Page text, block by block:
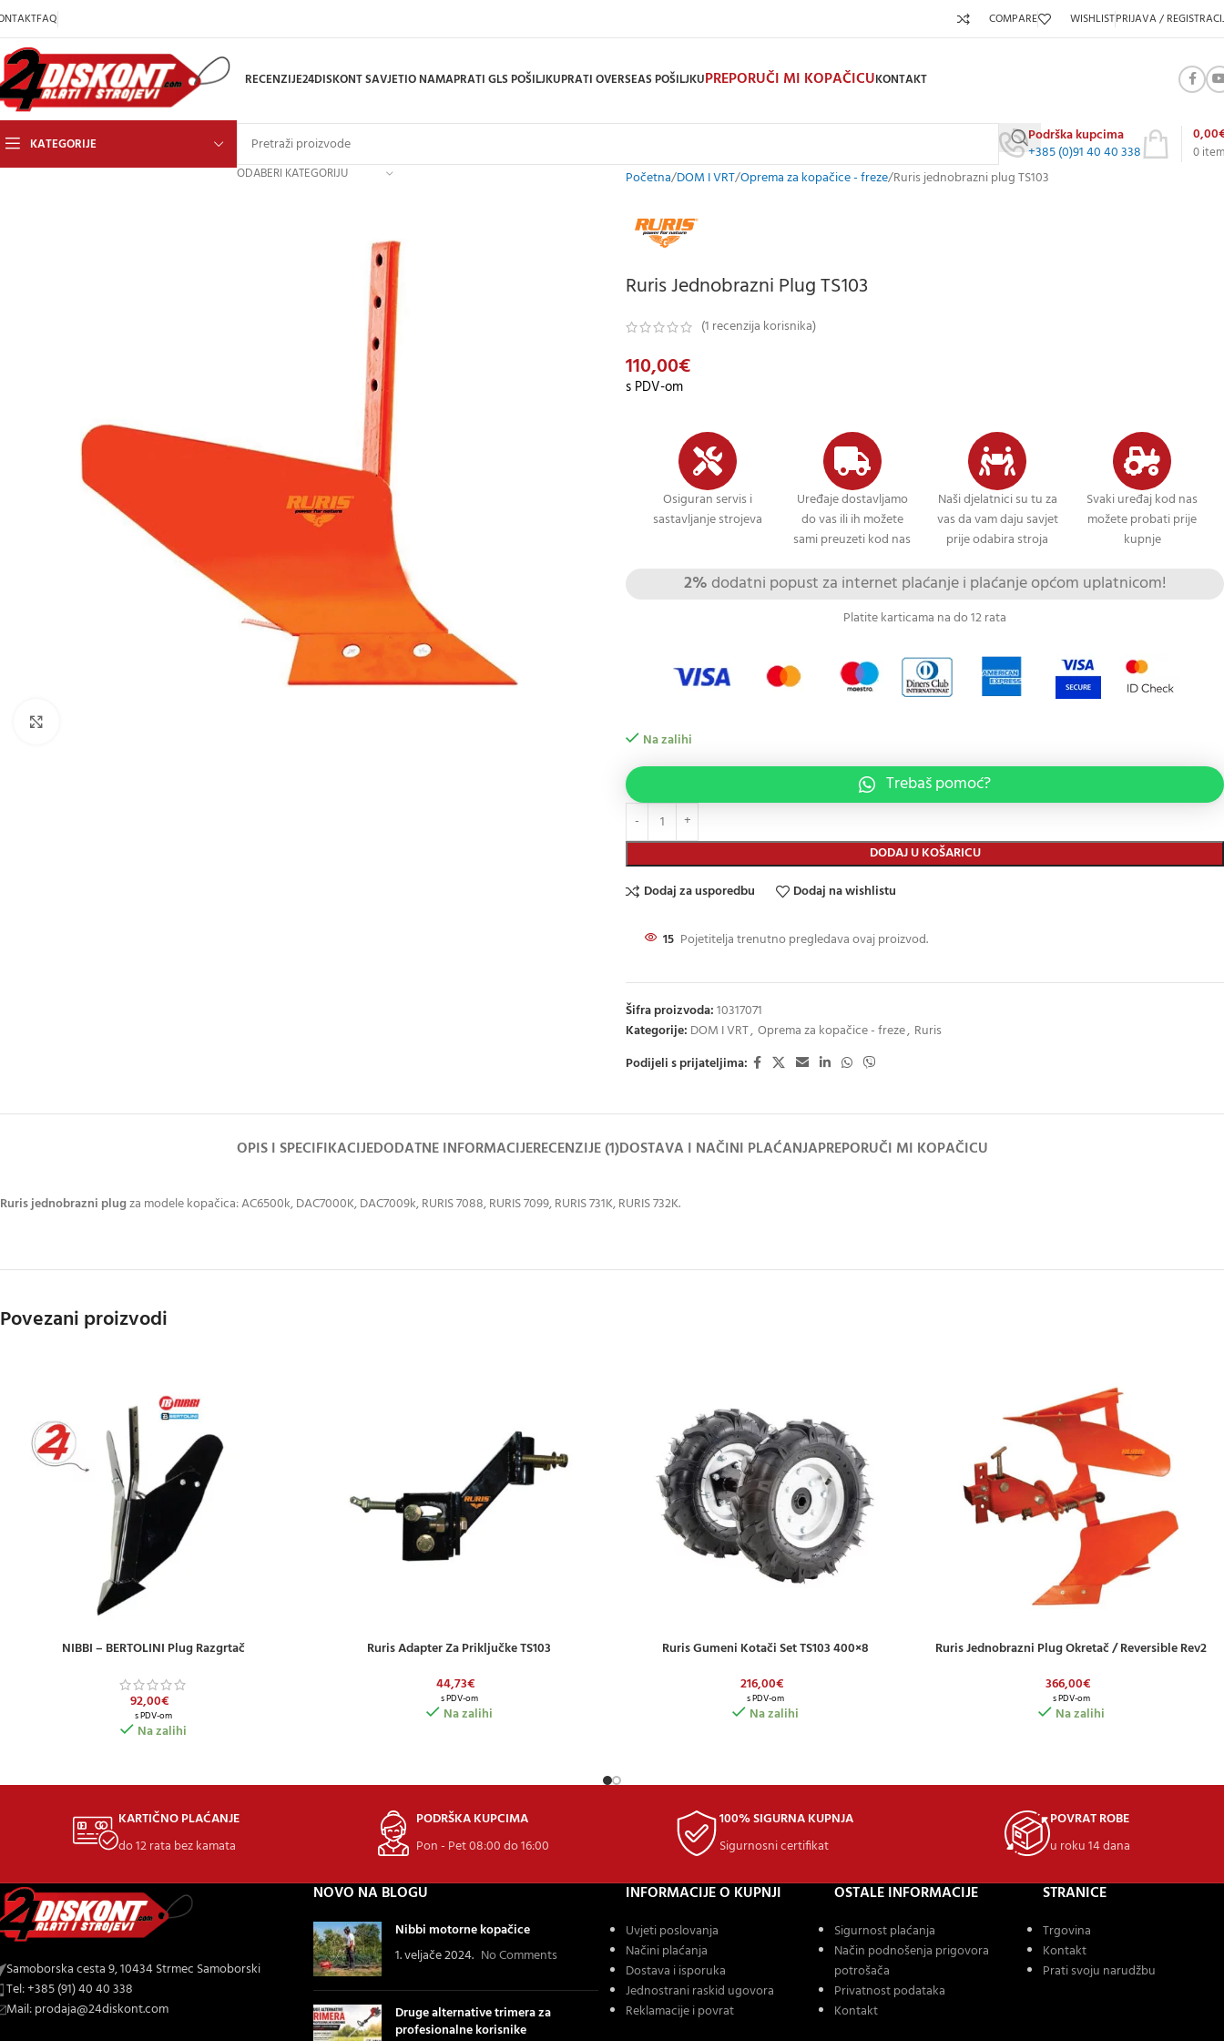
FAQ COMPARE WISHLISTPRIJAVA /
RECENZIJE24DISKONT SAVJETIO NAMAPRATI GLS POŠILJKUPRATI OVERSEAS POŠILJKUPREPORUČI MI KOPAČICUKONTAKT
KATEGORIJE
ODABERI KATEGORIJU
Podrška kupcima
+385 (0)91 40 40 338
0
0,00
Početna DOM I VRT Oprema za kopačice - freze Ruris jednobrazni plug TS103
Ruris Jednobrazni Plug TS103
(1 recenzija korisnika)
110,00€
s PDV-om
Osiguran servis i
sastavljanje strojeva
Uređaje dostavljamo
do vas ili ih možete
sami preuzeti kod nas
Naši djelatnici su tu za
vas da vam daju savjet
prije odabira stroja
Svaki uređaj kod nas
možete probati prije
kupnje
2% dodatni popust za internet plaćanje i plaćanje općom uplatnicom!
Platite karticama na do 12 rata
Na zalihi
DODAJ U KOŠARICU
Trebaš pomoć?
Dodaj za usporedbu Dodaj na wishlistu
15 Pojetitelja trenutno pregledava ovaj proizvod.
Šifra proizvoda:10317071
Kategorije: DOM I VRT, Oprema za kopačice - freze, Ruris
Podijeli s prijateljima:
OPIS I SPECIFIKACIJEDODATNE INFORMACIJERECENZIJE (1)DOSTAVA I NAČINI PLAĆANJAPREPORUČI MI KOPAČICU
Ruris jednobrazni plugza modele kopačica: AC6500k, DAC7000K, DAC7009k, RURIS 7088, RURIS 7099, RURIS 731K, RURIS 732K.
Povezani proizvodi
DODAJ U KOŠARICU
NIBBI – BERTOLINI Plug Razgrtač
92,00€
s PDV-om
Na zalihi
DODAJ U KOŠARICU
Ruris Adapter Za Priključke TS103
44,73€
s PDV-om
Na zalihi
DODAJ U KOŠARICU
Ruris Gumeni Kotači Set TS103 400×8
216,00€
s PDV-om
Na zalihi
DODAJ U KOŠARICU
Ruris Jednobrazni Plug Okretač / Reversible Rev2
366,00€
s PDV-om
Na zalihi
KARTIČNO PLAĆANJE
do 12 rata bez kamata
PODRŠKA KUPCIMA
Pon - Pet 08:00 do 16:00
100% SIGURNA KUPNJA
Sigurnosni certifikat
POVRAT ROBE
u roku 14 dana
Samoborska cesta 9, 10434 Strmec Samoborski
Tel: +385 (91) 40 40 338
Mail: prodaja@24diskont.com
NOVO NA BLOGU
Nibbi motorne kopačice
1. veljače 2024. No Comments
Druge alternative trimera za
profesionalne korisnike
INFORMACIJE O KUPNJI
Uvjeti poslovanja
Načini plaćanja
Dostava i isporuka
Jednostrani raskid ugovora
Reklamacije i povrat
OSTALE INFORMACIJE
Sigurnost plaćanja
Način podnošenja prigovora
potrošača
Privatnost podataka
Kontakt
STRANICE
Trgovina
Kontakt
Prati svoju narudžbu